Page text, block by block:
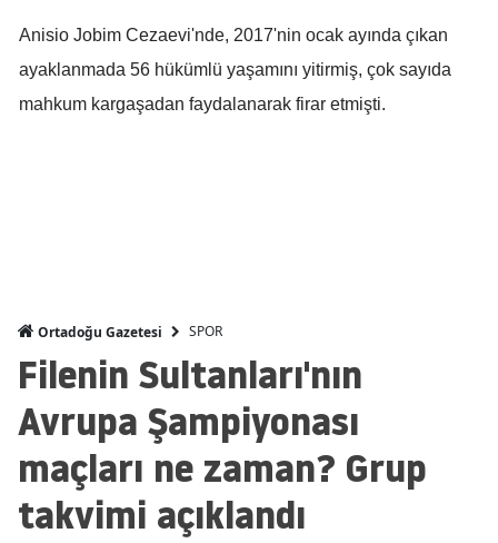
Kastamonu
Kayseri
Malatya
Manisa
Kahramanmaraş
Mardin
Anisio Jobim Cezaevi'nde, 2017'nin ocak ayında çıkan
ayaklanmada 56 hükümlü yaşamını yitirmiş, çok sayıda
mahkum kargaşadan faydalanarak firar etmişti.
Ortadoğu Gazetesi SPOR
Filenin Sultanları'nın
Avrupa Şampiyonası
maçları ne zaman? Grup
takvimi açıklandı